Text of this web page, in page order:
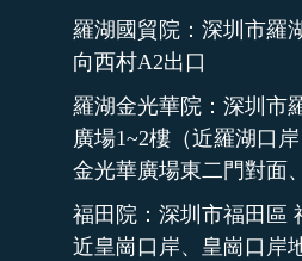
羅湖國貿院：深圳市羅
向西村A2出口
羅湖金光華院：深圳市
廣場1~2樓（近羅湖口
金光華廣場東二門對面
福田院：深圳市福田區
近皇崗口岸、皇崗口岸